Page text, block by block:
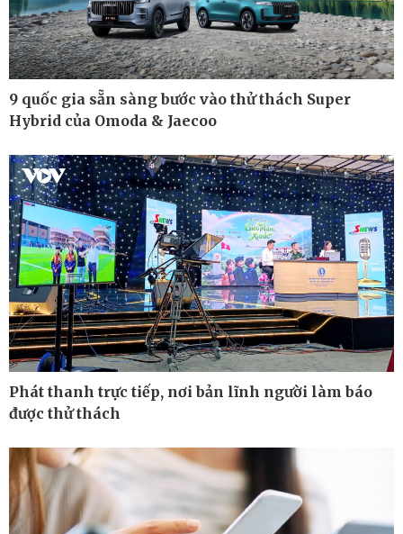
Biển đảo
Thế giới
Quan sát
Cuộc sống đó đây
9 quốc gia sẵn sàng bước vào thử thách Super
Hybrid của Omoda & Jaecoo
Phát thanh trực tiếp, nơi bản lĩnh người làm báo
được thử thách